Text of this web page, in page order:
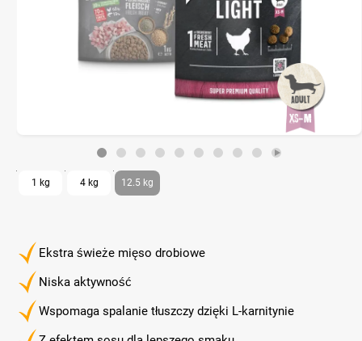
Ekstra świeże mięso drobiowe
Niska aktywność
Wspomaga spalanie tłuszczy dzięki L-karnitynie
1 kg 4 kg 12.5 kg